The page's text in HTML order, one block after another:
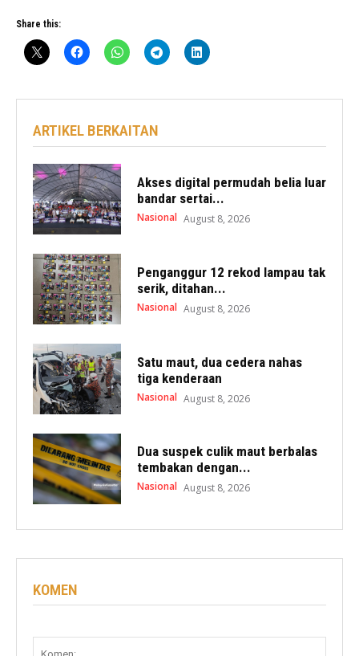
Share this:
ARTIKEL BERKAITAN
Akses digital permudah belia luar
bandar sertai...
Nasional August 8, 2026
Penganggur 12 rekod lampau tak
serik, ditahan...
Nasional August 8, 2026
Satu maut, dua cedera nahas
tiga kenderaan
Nasional August 8, 2026
Dua suspek culik maut berbalas
tembakan dengan...
Nasional August 8, 2026
KOMEN